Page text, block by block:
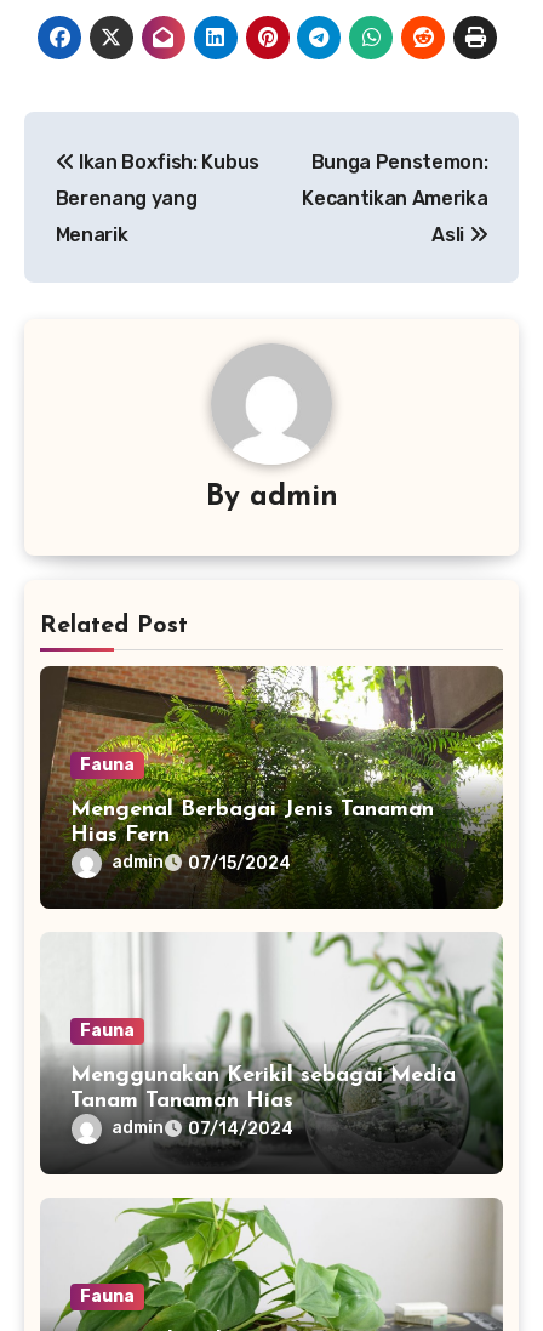
pos
Ikan Boxfish: Kubus
Berenang yang
Menarik
Bunga Penstemon:
Kecantikan Amerika
Asli
By admin
Related Post
Fauna
Mengenal Berbagai Jenis Tanaman
Hias Fern
admin 07/15/2024
Fauna
Menggunakan Kerikil sebagai Media
Tanam Tanaman Hias
admin 07/14/2024
Fauna